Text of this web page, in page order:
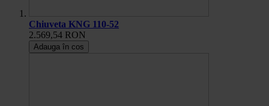
Chiuveta KNG 110-52
2.569,54 RON
Adauga în cos